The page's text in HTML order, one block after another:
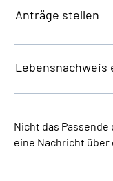
Anträge stellen
Lebensnachweis
Nicht das Passende
eine Nachricht über